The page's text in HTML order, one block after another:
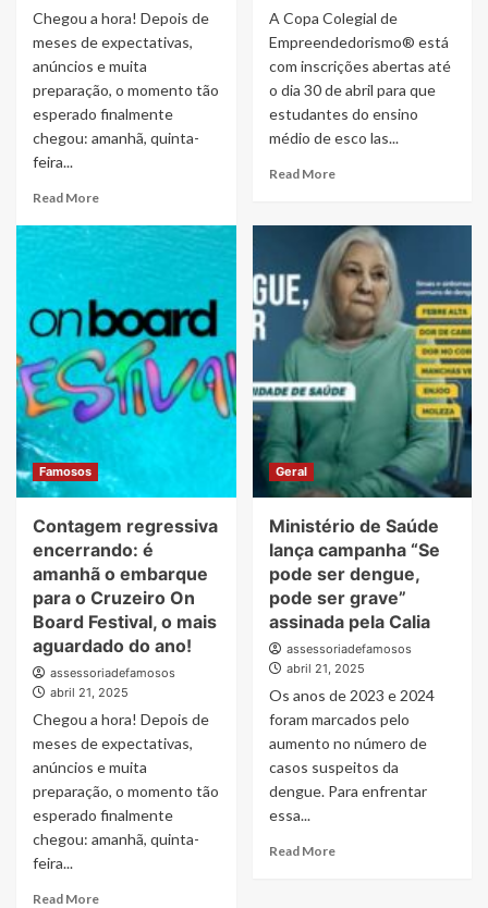
Chegou a hora! Depois de
meses de expectativas,
anúncios e muita
preparação, o momento tão
esperado finalmente
chegou: amanhã, quinta-
feira...
Read MoreRead
encerrando:
é
amanhã
o
embarque
para
o
Board
o
mais
aguardado
ano!
A Copa Colegial de
Empreendedorismo® está
com inscrições abertas até
o dia 30 de abril para que
estudantes do ensino
médio de esco las...
Read MoreRead
Copa
Colegial
quer
impactar
300
mil
jovens
com
foco
em
IA,
criatividade
e
prêmio
no
Silício
Famosos
Contagem regressiva
encerrando: é
amanhã o embarque
para o Cruzeiro On
Board Festival, o mais
aguardado do ano!
assessoriadefamosos
abril 21, 2025
Chegou a hora! Depois de
meses de expectativas,
anúncios e muita
preparação, o momento tão
esperado finalmente
chegou: amanhã, quinta-
feira...
Read MoreRead
Geral
Ministério de Saúde
lança campanha “Se
pode ser dengue,
pode ser grave”
assinada pela Calia
assessoriadefamosos
abril 21, 2025
Os anos de 2023 e 2024
foram marcados pelo
aumento no número de
casos suspeitos da
dengue. Para enfrentar
essa...
Read MoreRead